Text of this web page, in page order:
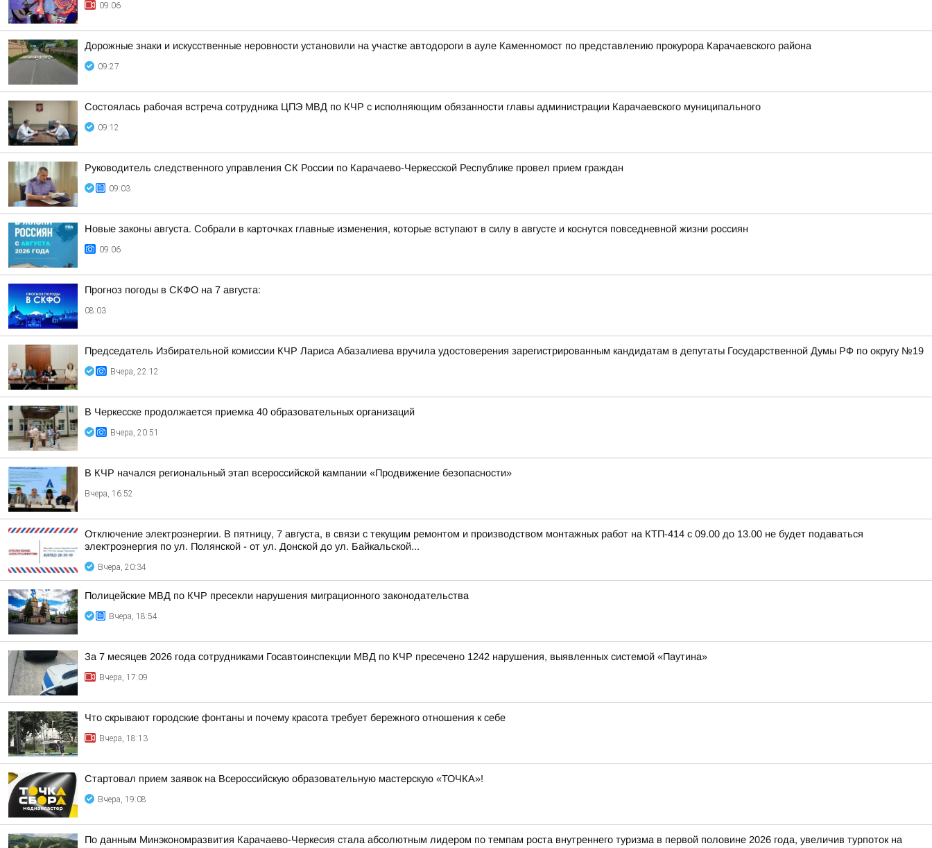
09:06
Дорожные знаки и искусственные неровности установили на участке автодороги в ауле Каменномост по представлению прокурора Карачаевского района
09:27
Состоялась рабочая встреча сотрудника ЦПЭ МВД по КЧР с исполняющим обязанности главы администрации Карачаевского муниципального
09:12
Руководитель следственного управления СК России по Карачаево-Черкесской Республике провел прием граждан
09:03
Новые законы августа. Собрали в карточках главные изменения, которые вступают в силу в августе и коснутся повседневной жизни россиян
09:06
Прогноз погоды в СКФО на 7 августа:
08:03
Председатель Избирательной комиссии КЧР Лариса Абазалиева вручила удостоверения зарегистрированным кандидатам в депутаты Государственной Думы РФ по округу №19
Вчера, 22:12
В Черкесске продолжается приемка 40 образовательных организаций
Вчера, 20:51
В КЧР начался региональный этап всероссийской кампании «Продвижение безопасности»
Вчера, 16:52
Отключение электроэнергии. В пятницу, 7 августа, в связи с текущим ремонтом и производством монтажных работ на КТП-414 с 09.00 до 13.00 не будет подаваться
электроэнергия по ул. Полянской - от ул. Донской до ул. Байкальской...
Вчера, 20:34
Полицейские МВД по КЧР пресекли нарушения миграционного законодательства
Вчера, 18:54
За 7 месяцев 2026 года сотрудниками Госавтоинспекции МВД по КЧР пресечено 1242 нарушения, выявленных системой «Паутина»
Вчера, 17:09
Что скрывают городские фонтаны и почему красота требует бережного отношения к себе
Вчера, 18:13
Стартовал прием заявок на Всероссийскую образовательную мастерскую «ТОЧКА»!
Вчера, 19:08
По данным Минэкономразвития Карачаево-Черкесия стала абсолютным лидером по темпам роста внутреннего туризма в первой половине 2026 года, увеличив турпоток на